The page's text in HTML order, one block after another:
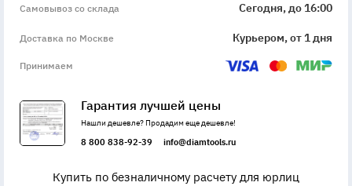
Самовывоз со склада Сегодня, до 16:00
Доставка по Москве Курьером, от 1 дня
Принимаем
Гарантия лучшей цены
Нашли дешевле? Продадим еще дешевле!
8 800 838-92-39 info@diamtools.ru
Купить по безналичному расчету для юрлиц